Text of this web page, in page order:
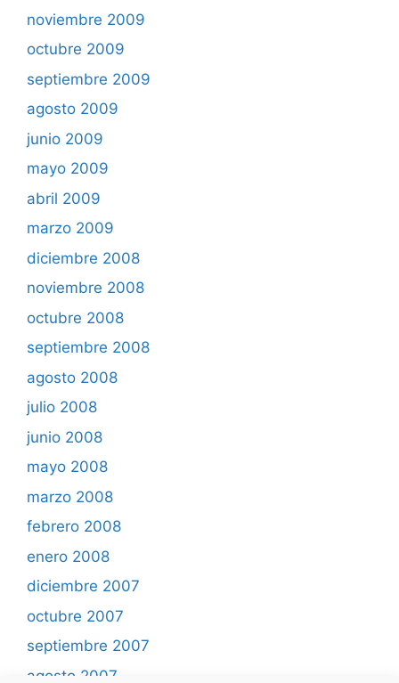
noviembre 2009
octubre 2009
septiembre 2009
agosto 2009
junio 2009
mayo 2009
abril 2009
marzo 2009
diciembre 2008
noviembre 2008
octubre 2008
septiembre 2008
agosto 2008
julio 2008
junio 2008
mayo 2008
marzo 2008
febrero 2008
enero 2008
diciembre 2007
octubre 2007
septiembre 2007
agosto 2007